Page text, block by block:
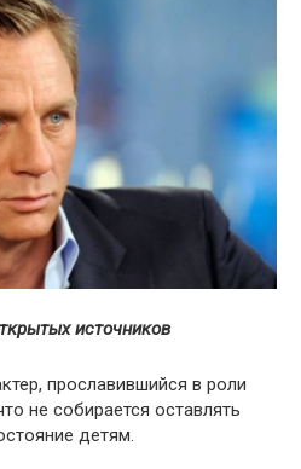
источников
прославившийся в роли
не собирается оставлять
детям.